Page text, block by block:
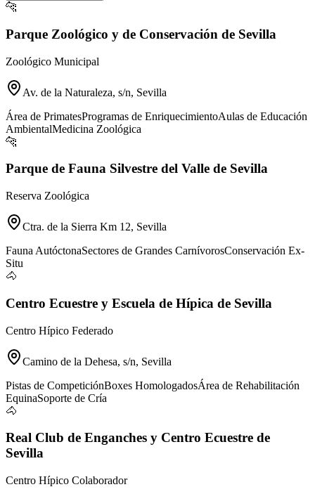
🐆
Parque Zoológico y de Conservación de Sevilla
Zoológico Municipal
Av. de la Naturaleza, s/n, Sevilla
Área de PrimatesProgramas de EnriquecimientoAulas de Educación
AmbientalMedicina Zoológica
🐆
Parque de Fauna Silvestre del Valle de Sevilla
Reserva Zoológica
Ctra. de la Sierra Km 12, Sevilla
Fauna AutóctonaSectores de Grandes CarnívorosConservación Ex-
Situ
🐴
Centro Ecuestre y Escuela de Hípica de Sevilla
Centro Hípico Federado
Camino de la Dehesa, s/n, Sevilla
Pistas de CompeticiónBoxes HomologadosÁrea de Rehabilitación
EquinaSoporte de Cría
🐴
Real Club de Enganches y Centro Ecuestre de
Sevilla
Centro Hípico Colaborador